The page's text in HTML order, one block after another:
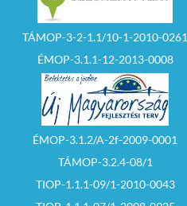
TÁMOP-3-2-1.1/10-1-2010-0261
ÉMOP-3.1.1-12-2013-0008
ÉMOP-3.1.2/A-2f-2009-0001
TÁMOP-3.2.4-08/1
TIOP-1.1.1-09/1-2010-0043